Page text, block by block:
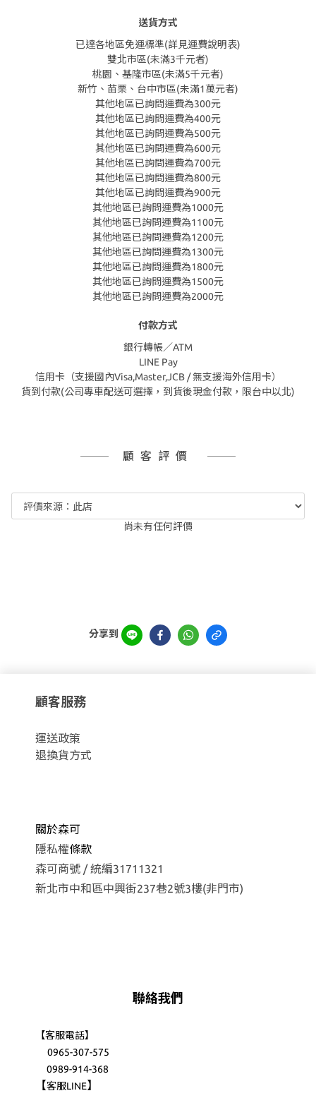
送貨方式
已達各地區免運標準(詳見運費說明表)
雙北市區(未滿3千元者)
桃園、基隆市區(未滿5千元者)
新竹、苗栗、台中市區(未滿1萬元者)
其他地區已詢問運費為300元
其他地區已詢問運費為400元
其他地區已詢問運費為500元
其他地區已詢問運費為600元
其他地區已詢問運費為700元
其他地區已詢問運費為800元
其他地區已詢問運費為900元
其他地區已詢問運費為1000元
其他地區已詢問運費為1100元
其他地區已詢問運費為1200元
其他地區已詢問運費為1300元
其他地區已詢問運費為1800元
其他地區已詢問運費為1500元
其他地區已詢問運費為2000元
付款方式
銀行轉帳／ATM
LINE Pay
信用卡（支援國內Visa,Master,JCB / 無支援海外信用卡）
貨到付款(公司專車配送可選擇，到貨後現金付款，限台中以北)
顧客評價
尚未有任何評價
分享到
顧客服務
運送政策
退換貨方式
關於森可
隱私權條款
森可商號 / 統編31711321
新北市中和區中興街237巷2號3樓(非門市)
聯絡我們
【客服電話】
0965-307-575
0989-914-368
【客服LINE】